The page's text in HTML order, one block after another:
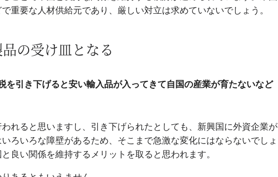
重要な人材供給元であり、厳しい対立は求めていないでしょう。
の受け皿となる
を引き下げると安い輸入品が入ってきて自国の産業が育たないなど
れると思いますし、引き下げられたとしても、新興国に外資企業が
ろいろな障壁があるため、そこまで急激な変化にはならないでしょ
良い関係を維持するメリットを取ると思われます。